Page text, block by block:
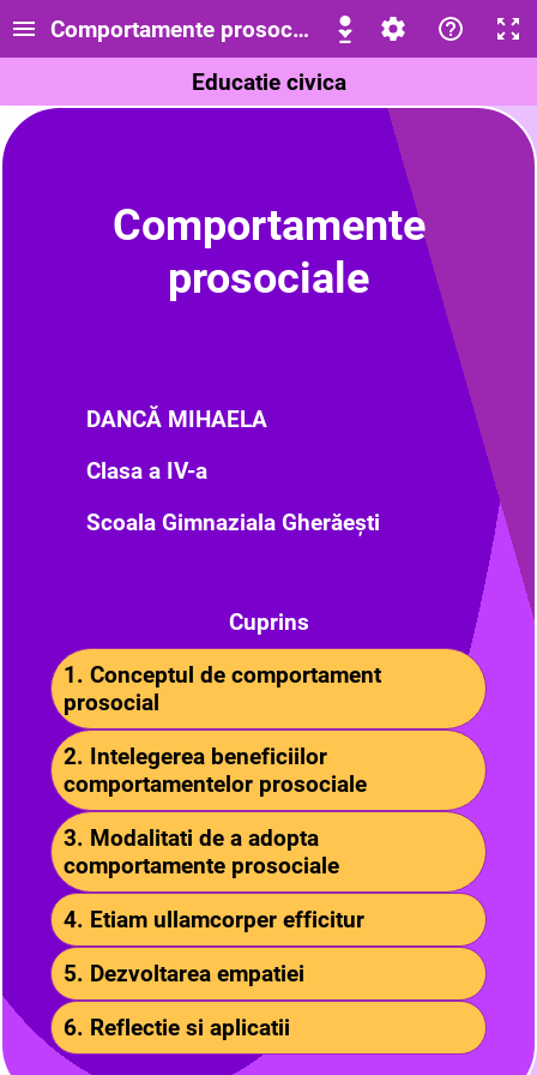
Comportamente prosociale, clasa a IV-a
Educatie civica
Comportamente
prosociale
DANCĂ MIHAELA
Clasa a IV-a
Scoala Gimnaziala Gherăești
Cuprins
1. Conceptul de comportament
prosocial
2. Intelegerea beneficiilor
comportamentelor prosociale
3. Modalitati de a adopta
comportamente prosociale
4. Etiam ullamcorper efficitur
5. Dezvoltarea empatiei
6. Reflectie si aplicatii